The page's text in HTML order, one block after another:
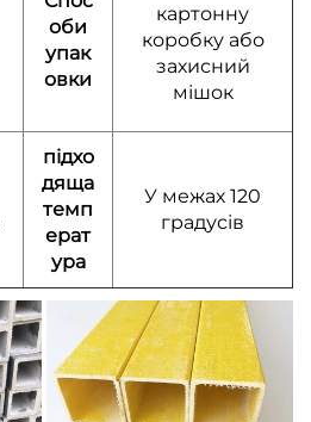
оби
упак
овки
картонну
коробку або
захисний
мішок
підхо
дяща
темп
ерат
ура
У межах 120
градусів